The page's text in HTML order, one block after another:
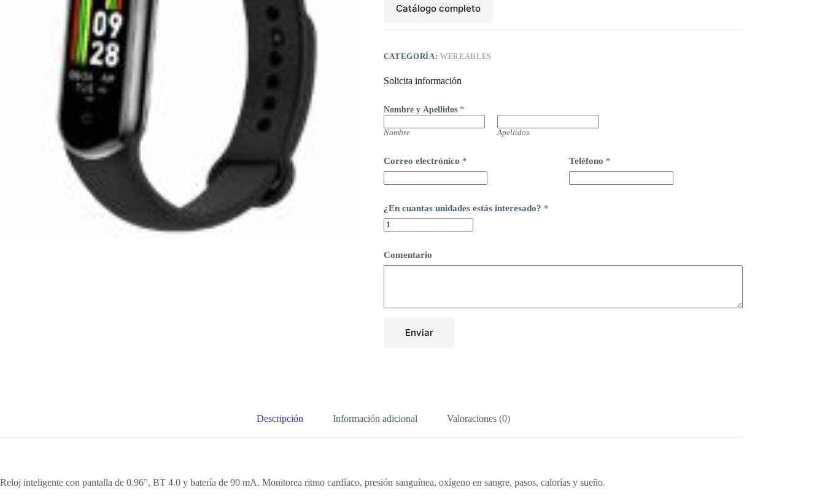
Catálogo completo
CATEGORÍA: WEREABLES
Solicita información
Nombre y Apellidos *
Nombre Apellidos
Correo electrónico * Teléfono *
¿En cuantas unidades estás interesado? *
Comentario
Enviar
Descripción Información adicional Valoraciones (0)
Reloj inteligente con pantalla de 0.96”, BT 4.0 y batería de 90 mA. Monitorea ritmo cardíaco, presión sanguínea, oxígeno en sangre, pasos, calorías y sueño.